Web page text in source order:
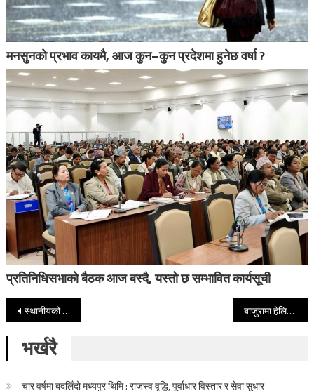
मनसुनको प्रभाव कायमै, आज कुन–कुन प्रदेशमा हुनेछ वर्षा ?
प्रतिनिधिसभाको बैठक आज बस्दै, यस्तो छ सम्भावित कार्यसूची
Post navigation
स्थानीयको अवरोध खोल्न कालिकोटमा नेपाली सेनाको टोली हेलिकोप्टरबाट गोली प्रहार गर्दै बाजुरामा हेलिकोप्टरबाट सेनाको गस्ती, चुनावको मुखमा हेलिकोप्टरबाट ठूलो सङ्ख्यामा सुरक्षाकर्मी ओसारिदै
भर्खरै
चार वर्षमा बदलिँदो मध्यपुर थिमि : राजस्व वृद्धि, पूर्वाधार विस्तार र सेवा सुधार